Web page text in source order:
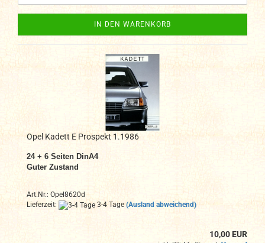
IN DEN WARENKORB
Opel Kadett E Prospekt 1.1986
24 + 6 Seiten DinA4
Guter Zustand
Art.Nr.: Opel8620d
Lieferzeit:
3-4 Tage (Ausland abweichend)
10,00 EUR